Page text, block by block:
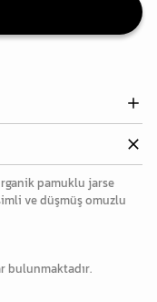
pamuklu jarse
ve düşmüş omuzlu
bulunmaktadır.